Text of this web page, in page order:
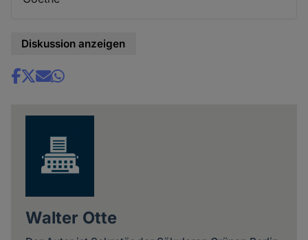
Diskussion anzeigen
Share
Walter Otte